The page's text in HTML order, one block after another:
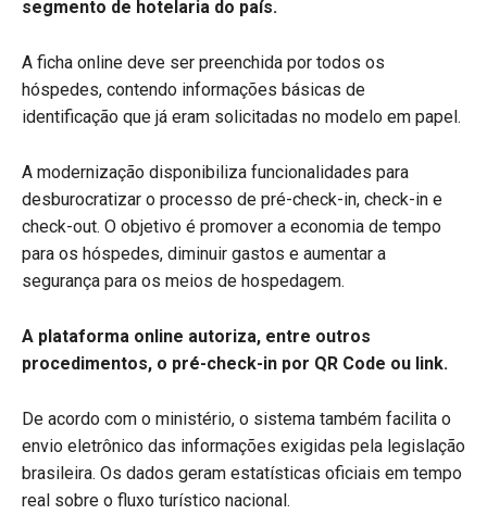
segmento de hotelaria do país.
A ficha online deve ser preenchida por todos os
hóspedes, contendo informações básicas de
identificação que já eram solicitadas no modelo em papel.
A modernização disponibiliza funcionalidades para
desburocratizar o processo de pré-check-in, check-in e
check-out. O objetivo é promover a economia de tempo
para os hóspedes, diminuir gastos e aumentar a
segurança para os meios de hospedagem.
A plataforma online autoriza, entre outros
procedimentos, o pré-check-in por QR Code ou link.
De acordo com o ministério, o sistema também facilita o
envio eletrônico das informações exigidas pela legislação
brasileira. Os dados geram estatísticas oficiais em tempo
real sobre o fluxo turístico nacional.